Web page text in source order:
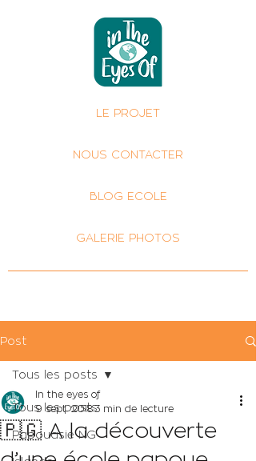
LE PROJET
NOUS CONTACTER
BLOG ECOLE
GALERIE PHOTOS
Post
Tous les posts
Papouasie NG
Tous les posts
🇵🇬 A la découverte
In the eyes of
9 sept. 20183 min de lecture